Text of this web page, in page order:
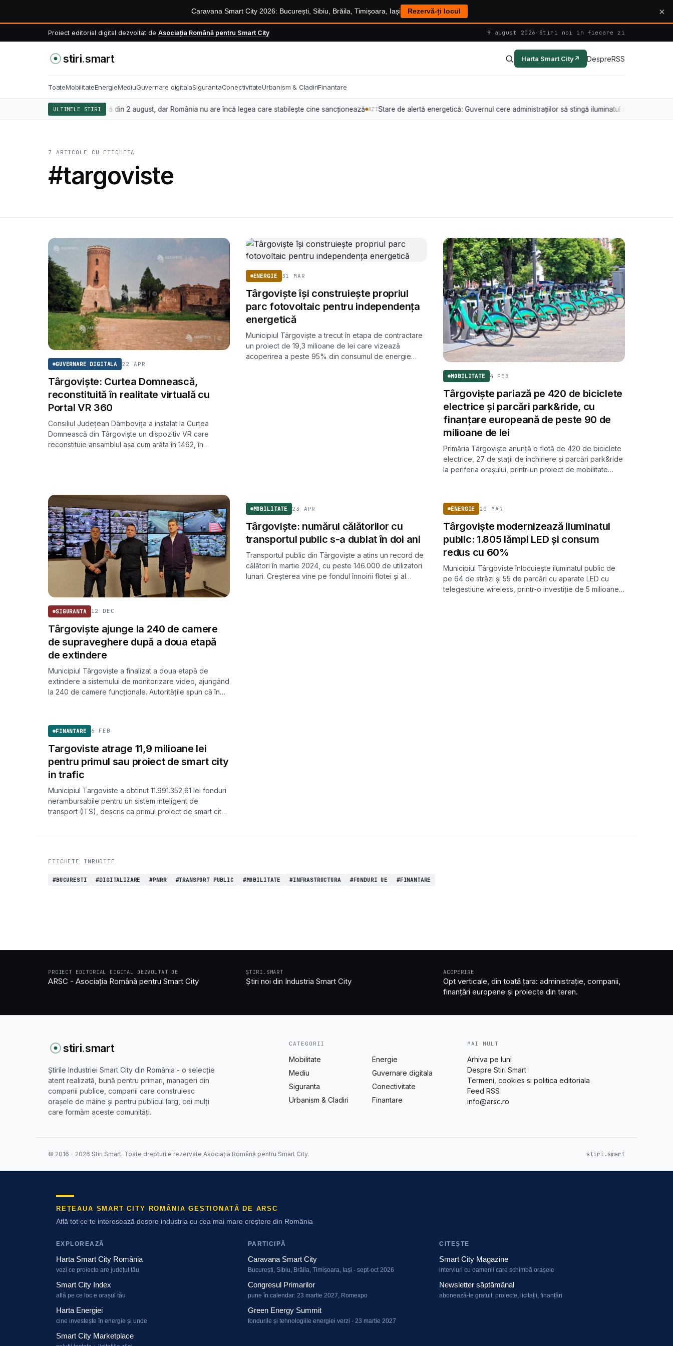
Caravana Smart City 2026: București, Sibiu, Brăila, Timișoara, Iași Rezervă-ți locul ×
Proiect editorial digital dezvoltat de Asociația Română pentru Smart City 9 august 2026 · Stiri noi in fiecare zi
stiri.smart Harta Smart City↗ DespreRSS
ToateMobilitateEnergieMediuGuvernare digitalaSigurantaConectivitateUrbanism & CladiriFinantare
ULTIMELE STIRI
artificială se aplică din 2 august, dar România nu are încă legea care stabilește cine sancționează AZIStare de alertă energetică: Guvernul cere administrațiilor să stingă iluminatul arhitectural între orele
7 ARTICOLE CU ETICHETA
#targoviste
GUVERNARE DIGITALA 22 APR
Târgoviște: Curtea Domnească,
reconstituită în realitate virtuală cu
Portal VR 360
Consiliul Județean Dâmbovița a instalat la Curtea
Domnească din Târgoviște un dispozitiv VR care
reconstituie ansamblul așa cum arăta în 1462, în
ENERGIE 31 MAR
Târgoviște își construiește propriul
parc fotovoltaic pentru independența
energetică
Municipiul Târgoviște a trecut în etapa de contractare
un proiect de 19,3 milioane de lei care vizează
acoperirea a peste 95% din consumul de energie
MOBILITATE 4 FEB
Târgoviște pariază pe 420 de biciclete
electrice și parcări park&ride, cu
finanțare europeană de peste 90 de
milioane de lei
Primăria Târgoviște anunță o flotă de 420 de biciclete
electrice, 27 de stații de închiriere și parcări park&ride
la periferia orașului, printr-un proiect de mobilitate
SIGURANTA 12 DEC
Târgoviște ajunge la 240 de camere
de supraveghere după a doua etapă
de extindere
Municipiul Târgoviște a finalizat a doua etapă de
extindere a sistemului de monitorizare video, ajungând
la 240 de camere funcționale. Autoritățile spun că în
MOBILITATE 23 APR
Târgoviște: numărul călătorilor cu
transportul public s-a dublat în doi ani
Transportul public din Târgoviște a atins un record de
călători în martie 2024, cu peste 146.000 de utilizatori
lunari. Creșterea vine pe fondul înnoirii flotei și al
ENERGIE 20 MAR
Târgoviște modernizează iluminatul
public: 1.805 lămpi LED și consum
redus cu 60%
Municipiul Târgoviște înlocuiește iluminatul public de
pe 64 de străzi și 55 de parcări cu aparate LED cu
telegestiune wireless, printr-o investiție de 5 milioane
FINANTARE 6 FEB
Targoviste atrage 11,9 milioane lei
pentru primul sau proiect de smart city
in trafic
Municipiul Targoviste a obtinut 11.991.352,61 lei fonduri
nerambursabile pentru un sistem inteligent de
transport (ITS), descris ca primul proiect de smart city
ETICHETE INRUDITE
#BUCURESTI #DIGITALIZARE #PNRR #TRANSPORT PUBLIC #MOBILITATE #INFRASTRUCTURA #FONDURI UE #FINANTARE
PROIECT EDITORIAL DIGITAL DEZVOLTAT DE
ARSC - Asociația Română pentru Smart City
ȘTIRI.SMART
Știri noi din Industria Smart City
ACOPERIRE
Opt verticale, din toată țara: administrație, companii,
finanțări europene și proiecte din teren.
stiri.smart
Știrile Industriei Smart City din România - o selecție
atent realizată, bună pentru primari, manageri din
companii publice, companii care construiesc
orașele de mâine și pentru publicul larg, cei mulți
care formăm aceste comunități.
CATEGORII
Mobilitate
Energie
Mediu
Guvernare digitala
Siguranta
Conectivitate
Urbanism & Cladiri
Finantare
MAI MULT
Arhiva pe luni
Despre Stiri Smart
Termeni, cookies si politica editoriala
Feed RSS
info@arsc.ro
© 2016 - 2026 Stiri Smart. Toate drepturile rezervate Asociația Română pentru Smart City. stiri.smart
REȚEAUA SMART CITY ROMÂNIA GESTIONATĂ DE ARSC
Află tot ce te interesează despre industria cu cea mai mare creștere din România
EXPLOREAZĂ
Harta Smart City România
vezi ce proiecte are județul tău
Smart City Index
află pe ce loc e orașul tău
Harta Energiei
cine investește în energie și unde
Smart City Marketplace
PARTICIPĂ
Caravana Smart City
București, Sibiu, Brăila, Timișoara, Iași - sept-oct 2026
Congresul Primarilor
pune în calendar: 23 martie 2027, Romexpo
Green Energy Summit
fondurile și tehnologiile energiei verzi - 23 martie 2027
CITEȘTE
Smart City Magazine
interviuri cu oamenii care schimbă orașele
Newsletter săptămânal
abonează-te gratuit: proiecte, licitații, finanțări